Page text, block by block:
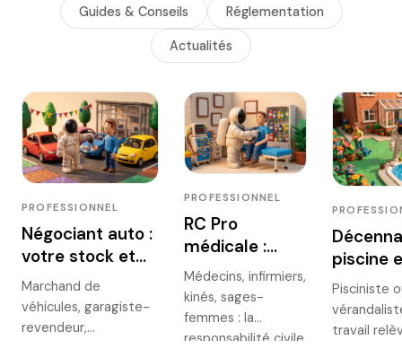
Guides & Conseils Réglementation
Actualités
PROFESSIONNEL
Négociant auto :
votre stock et
vos essais
clients sont-ils
bien couverts ?
Marchand de
véhicules, garagiste-
revendeur,
PROFESSIONNEL
RC Pro
médicale :
l'assurance
obligatoire des
soignants en
2026
Médecins, infirmiers,
kinés, sages-
femmes : la
responsabilité civile
piscine
: ce qui
couvert
Pisciniste
travail